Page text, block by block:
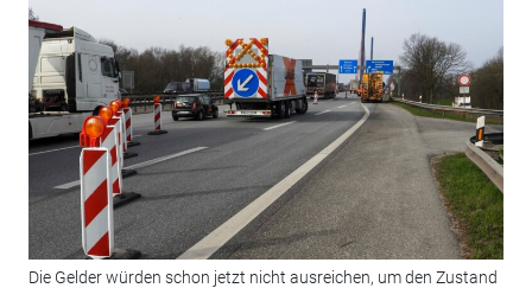
Die Gelder würden schon jetzt nicht ausreichen, um den Zustand